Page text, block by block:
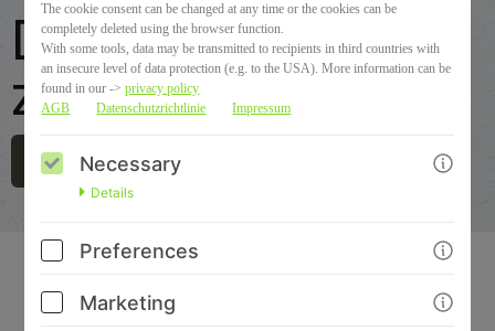
Dein Feedback
zum Kurs
GO TO CHECKOUT
du hast nun den Selbstlernkurs "Transportbox-Training"
The cookie consent can be changed at any time or the cookies can be
completely deleted using the browser function.
With some tools, data may be transmitted to recipients in third countries with
an insecure level of data protection (e.g. to the USA). More information can be
found in our ->privacy policy
AGB
Datenschutzrichtlinie Impressum
Necessary
Details
Preferences
Marketing